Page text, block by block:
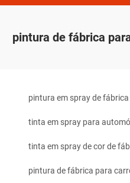
pintura de fábrica
pintura em spray de fábrica
tinta em spray para
tinta em spray de cor de
pintura de fábrica para